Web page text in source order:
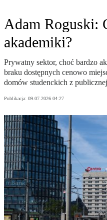
Adam Roguski:
akademiki?
Prywatny sektor, choć bardzo
braku dostępnych cenowo
domów studenckich z
Publikacja: 09.07.2026 04:27